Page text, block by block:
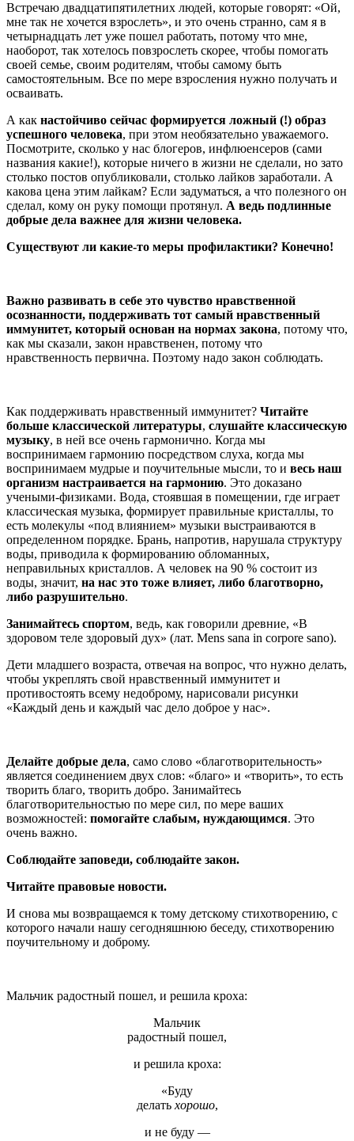
Встречаю двадцатипятилетних людей, которые говорят: «Ой,
мне так не хочется взрослеть», и это очень странно, сам я в
четырнадцать лет уже пошел работать, потому что мне,
наоборот, так хотелось повзрослеть скорее, чтобы помогать
своей семье, своим родителям, чтобы самому быть
самостоятельным. Все по мере взросления нужно получать и
осваивать.
А как настойчиво сейчас формируется ложный (!) образ
успешного человека, при этом необязательно уважаемого.
Посмотрите, сколько у нас блогеров, инфлюенсеров (сами
названия какие!), которые ничего в жизни не сделали, но зато
столько постов опубликовали, столько лайков заработали. А
какова цена этим лайкам? Если задуматься, а что полезного он
сделал, кому он руку помощи протянул. А ведь подлинные
добрые дела важнее для жизни человека.
Существуют ли какие-то меры профилактики? Конечно!
Важно развивать в себе это чувство нравственной
осознанности, поддерживать тот самый нравственный
иммунитет, который основан на нормах закона, потому что,
как мы сказали, закон нравственен, потому что
нравственность первична. Поэтому надо закон соблюдать.
Как поддерживать нравственный иммунитет? Читайте
больше классической литературы, слушайте классическую
музыку, в ней все очень гармонично. Когда мы
воспринимаем гармонию посредством слуха, когда мы
воспринимаем мудрые и поучительные мысли, то и весь наш
организм настраивается на гармонию. Это доказано
учеными-физиками. Вода, стоявшая в помещении, где играет
классическая музыка, формирует правильные кристаллы, то
есть молекулы «под влиянием» музыки выстраиваются в
определенном порядке. Брань, напротив, нарушала структуру
воды, приводила к формированию обломанных,
неправильных кристаллов. А человек на 90 % состоит из
воды, значит, на нас это тоже влияет, либо благотворно,
либо разрушительно.
Занимайтесь спортом, ведь, как говорили древние, «В
здоровом теле здоровый дух» (лат. Mens sana in corpore sano).
Дети младшего возраста, отвечая на вопрос, что нужно делать,
чтобы укреплять свой нравственный иммунитет и
противостоять всему недоброму, нарисовали рисунки
«Каждый день и каждый час дело доброе у нас».
Делайте добрые дела, само слово «благотворительность»
является соединением двух слов: «благо» и «творить», то есть
творить благо, творить добро. Занимайтесь
благотворительностью по мере сил, по мере ваших
возможностей: помогайте слабым, нуждающимся. Это
очень важно.
Соблюдайте заповеди, соблюдайте закон.
Читайте правовые новости.
И снова мы возвращаемся к тому детскому стихотворению, с
которого начали нашу сегодняшнюю беседу, стихотворению
поучительному и доброму.
Мальчик радостный пошел, и решила кроха:
Мальчик
радостный пошел,
и решила кроха:
«Буду
делатьхорошо,
и не буду —